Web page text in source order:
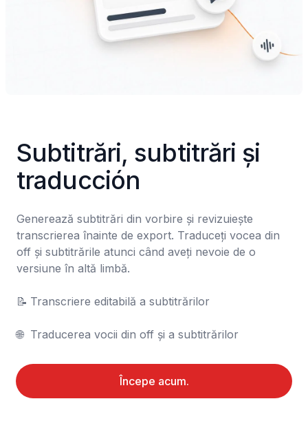
Subtitrări, subtitrări și
traducción
Generează subtitrări din vorbire și revizuiește
transcrierea înainte de export. Traduceți vocea din
off și subtitrările atunci când aveți nevoie de o
versiune în altă limbă.
📝	Transcriere editabilă a subtitrărilor
🌐	Traducerea vocii din off și a subtitrărilor
Începe acum.